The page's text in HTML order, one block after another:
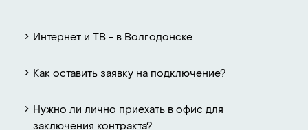
Интернет и ТВ - в Волгодонске
Как оставить заявку на подключение?
Нужно ли лично приехать в офис для
заключения контракта?